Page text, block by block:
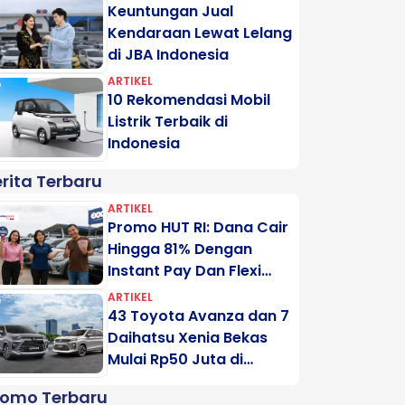
Keuntungan Jual
Kendaraan Lewat Lelang
di JBA Indonesia
ARTIKEL
10 Rekomendasi Mobil
Listrik Terbaik di
Indonesia
Terbaru
ARTIKEL
Promo HUT RI: Dana Cair
Hingga 81% Dengan
Instant Pay Dan Flexi
Pay Motogadai
ARTIKEL
43 Toyota Avanza dan 7
Daihatsu Xenia Bekas
Mulai Rp50 Juta di
Terbaru